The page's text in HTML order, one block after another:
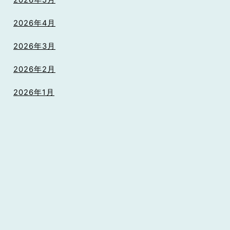
2026年4月
2026年3月
2026年2月
2026年1月